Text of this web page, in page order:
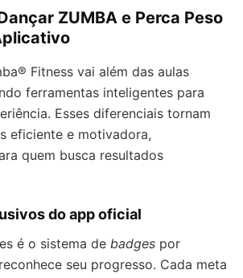
ZUMBA e Perca Peso
Fitness vai além das aulas
ferramentas inteligentes para
Esses diferenciais tornam
eficiente e motivadora,
quem busca resultados
do app oficial
é o sistema de badges por
seu progresso. Cada meta